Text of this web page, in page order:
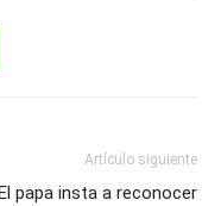
Artículo siguiente
papa insta a reconocer